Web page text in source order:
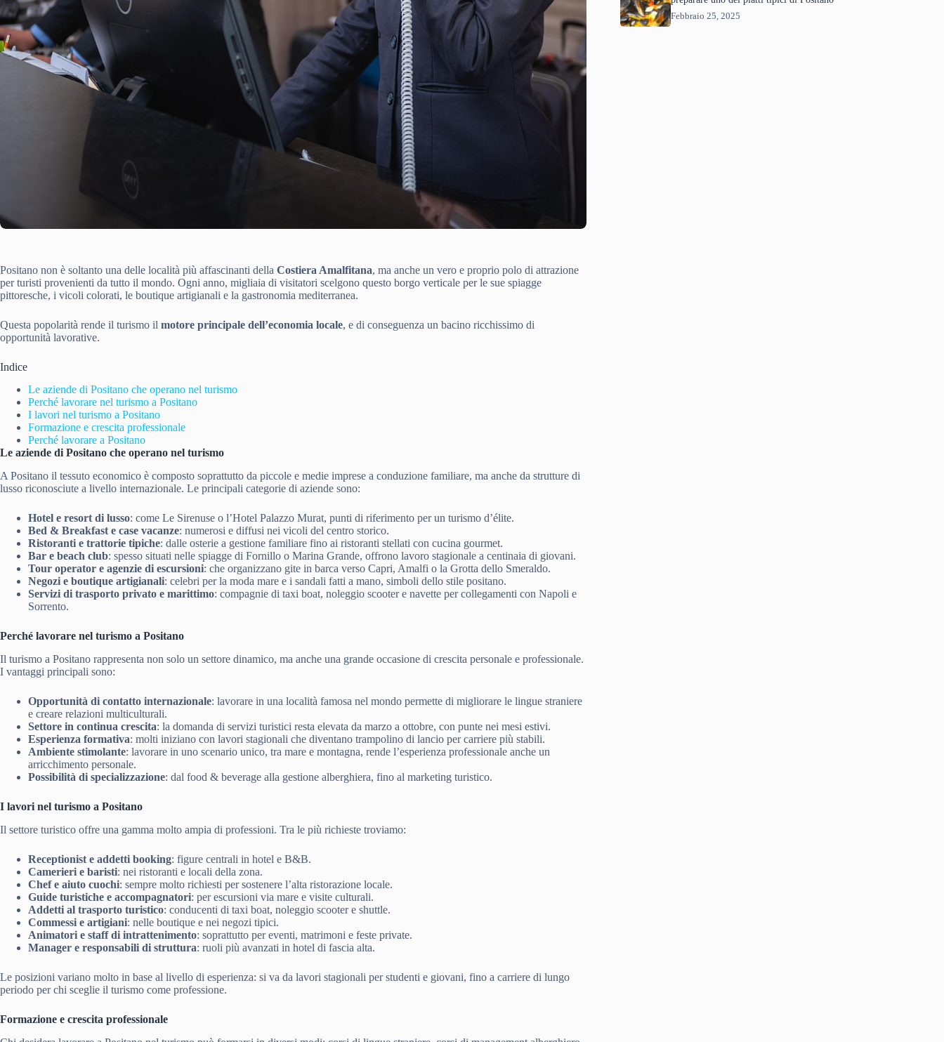
Positano non è soltanto una delle località più affascinanti della Costiera Amalfitana, ma anche un vero e proprio polo di attrazione
per turisti provenienti da tutto il mondo. Ogni anno, migliaia di visitatori scelgono questo borgo verticale per le sue spiagge
pittoresche, i vicoli colorati, le boutique artigianali e la gastronomia mediterranea.
Questa popolarità rende il turismo il motore principale dell’economia locale, e di conseguenza un bacino ricchissimo di
opportunità lavorative.
Indice
Le aziende di Positano che operano nel turismo
Perché lavorare nel turismo a Positano
I lavori nel turismo a Positano
Formazione e crescita professionale
Perché lavorare a Positano
Le aziende di Positano che operano nel turismo
A Positano il tessuto economico è composto soprattutto da piccole e medie imprese a conduzione familiare, ma anche da strutture di
lusso riconosciute a livello internazionale. Le principali categorie di aziende sono:
Hotel e resort di lusso: come Le Sirenuse o l’Hotel Palazzo Murat, punti di riferimento per un turismo d’élite.
Bed & Breakfast e case vacanze: numerosi e diffusi nei vicoli del centro storico.
Ristoranti e trattorie tipiche: dalle osterie a gestione familiare fino ai ristoranti stellati con cucina gourmet.
Bar e beach club: spesso situati nelle spiagge di Fornillo o Marina Grande, offrono lavoro stagionale a centinaia di giovani.
Tour operator e agenzie di escursioni: che organizzano gite in barca verso Capri, Amalfi o la Grotta dello Smeraldo.
Negozi e boutique artigianali: celebri per la moda mare e i sandali fatti a mano, simboli dello stile positano.
Servizi di trasporto privato e marittimo: compagnie di taxi boat, noleggio scooter e navette per collegamenti con Napoli e
Sorrento.
Perché lavorare nel turismo a Positano
Il turismo a Positano rappresenta non solo un settore dinamico, ma anche una grande occasione di crescita personale e professionale.
I vantaggi principali sono:
Opportunità di contatto internazionale: lavorare in una località famosa nel mondo permette di migliorare le lingue straniere
e creare relazioni multiculturali.
Settore in continua crescita: la domanda di servizi turistici resta elevata da marzo a ottobre, con punte nei mesi estivi.
Esperienza formativa: molti iniziano con lavori stagionali che diventano trampolino di lancio per carriere più stabili.
Ambiente stimolante: lavorare in uno scenario unico, tra mare e montagna, rende l’esperienza professionale anche un
arricchimento personale.
Possibilità di specializzazione: dal food & beverage alla gestione alberghiera, fino al marketing turistico.
I lavori nel turismo a Positano
Il settore turistico offre una gamma molto ampia di professioni. Tra le più richieste troviamo:
Receptionist e addetti booking: figure centrali in hotel e B&B.
Camerieri e baristi: nei ristoranti e locali della zona.
Chef e aiuto cuochi: sempre molto richiesti per sostenere l’alta ristorazione locale.
Guide turistiche e accompagnatori: per escursioni via mare e visite culturali.
Addetti al trasporto turistico: conducenti di taxi boat, noleggio scooter e shuttle.
Commessi e artigiani: nelle boutique e nei negozi tipici.
Animatori e staff di intrattenimento: soprattutto per eventi, matrimoni e feste private.
Manager e responsabili di struttura: ruoli più avanzati in hotel di fascia alta.
Le posizioni variano molto in base al livello di esperienza: si va da lavori stagionali per studenti e giovani, fino a carriere di lungo
periodo per chi sceglie il turismo come professione.
Formazione e crescita professionale
Febbraio 25, 2025